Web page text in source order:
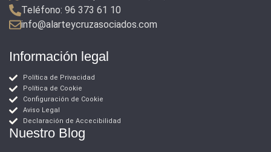
Teléfono: 96 373 61 10
info@alarteycruzasociados.com
Información legal
Política de Privacidad
Política de Cookie
Configuración de Cookie
Aviso Legal
Declaración de Accecibilidad
Nuestro Blog